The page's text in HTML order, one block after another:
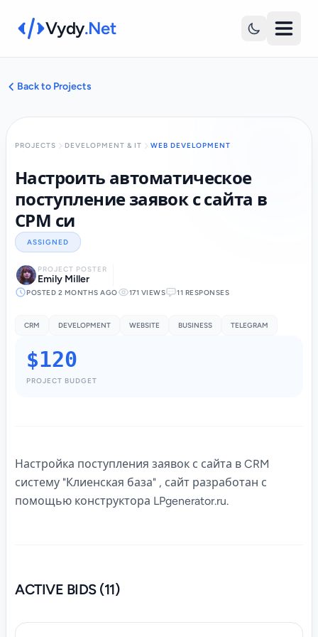
Vydy.Net
Back to Projects
PROJECTS DEVELOPMENT & IT WEB DEVELOPMENT
Настроить автоматическое
поступление заявок с сайта в
СРМ си
ASSIGNED
PROJECT POSTER
Emily Miller
POSTED 2 MONTHS AGO 171 VIEWS 11 RESPONSES
CRM DEVELOPMENT WEBSITE BUSINESS TELEGRAM
$120
PROJECT BUDGET
Настройка поступления заявок с сайта в CRM
систему "Клиенская база" , сайт разработан с
помощью конструктора LPgenerator.ru.
ACTIVE BIDS (11)